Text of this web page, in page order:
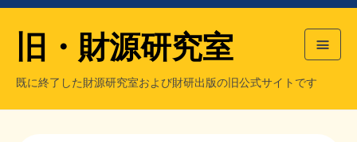
旧・財源研究室
既に終了した財源研究室および財研出版の旧公式サイトです